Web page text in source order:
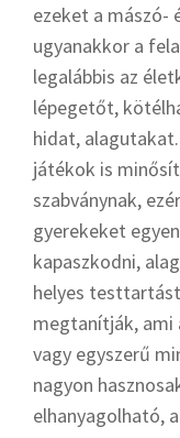
ezeket a mászó-
ugyanakkor a
legalábbis az
lépegetőt,
hidat,
játékok is
szabványnak,
gyerekeket
kapaszkodni,
helyes
megtanítják, ami
vagy egyszerű
nagyon
elhanyagolható,